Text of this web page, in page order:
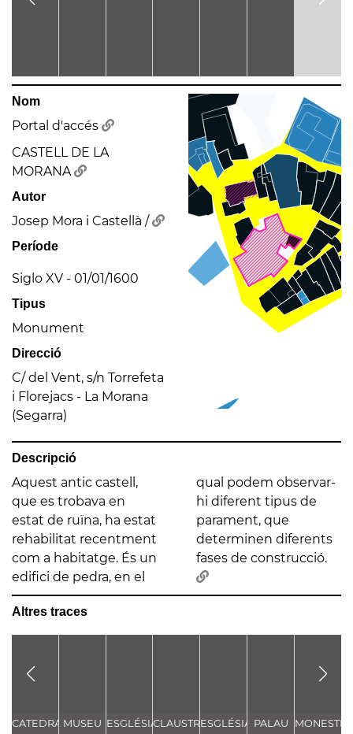
Nom
Portal d'accés
CASTELL DE LA
MORANA
Autor
Josep Mora i Castellà /
Període
Siglo XV - 01/01/1600
Tipus
Monument
Direcció
C/ del Vent, s/n Torrefeta
i Florejacs - La Morana
(Segarra)
Descripció
Aquest antic castell,
que es trobava en
estat de ruïna, ha estat
rehabilitat recentment
com a habitatge. És un
edifici de pedra, en el
qual podem observar-
hi diferent tipus de
parament, que
determinen diferents
fases de construcció.
Altres traces
CATEDRALMUSEU ESGLÉSIACLAUSTREESGLÉSIA PALAU MONESTIR